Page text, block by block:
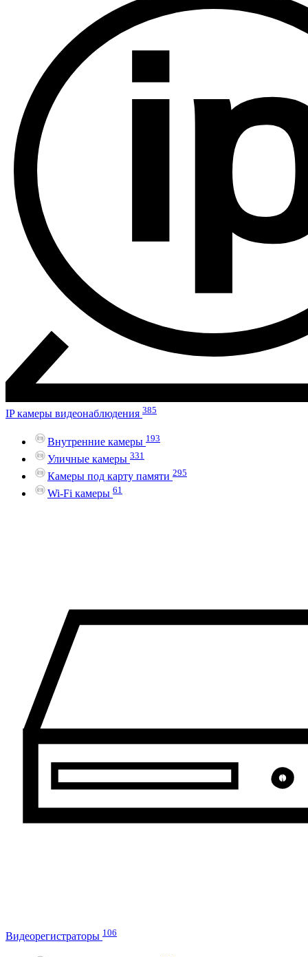
IP камеры видеонаблюдения 385
Внутренние камеры 193
Уличные камеры 331
Камеры под карту памяти 295
Wi-Fi камеры 61
Видеорегистраторы 106